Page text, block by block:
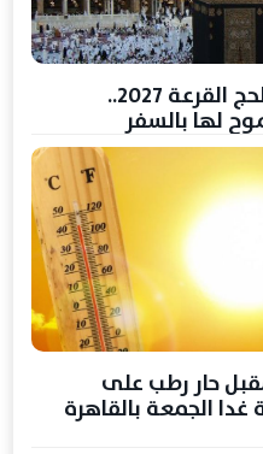
الداخلية تفتح باب التقديم لحج القرعة 2027..
لها بالسفر
حار رطب على
الجمعة بالقاهرة